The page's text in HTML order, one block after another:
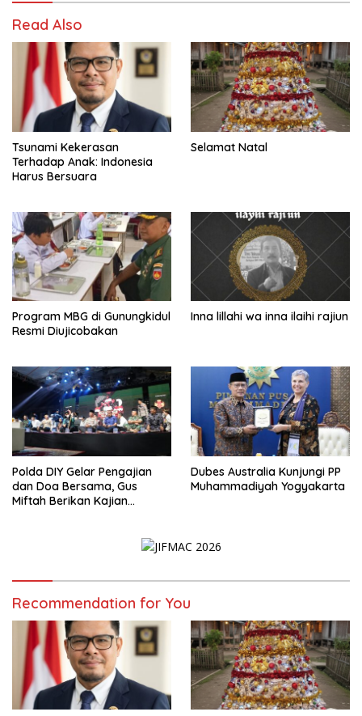
Read Also
Tsunami Kekerasan
Terhadap Anak: Indonesia
Harus Bersuara
Selamat Natal
Program MBG di Gunungkidul
Resmi Diujicobakan
Inna lillahi wa inna ilaihi rajiun
Polda DIY Gelar Pengajian
dan Doa Bersama, Gus
Miftah Berikan Kajian
Dubes Australia Kunjungi PP
Muhammadiyah Yogyakarta
Recommendation for You